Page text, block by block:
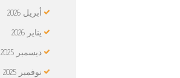
أبريل2026
يناير2026
ديسمبر2025
نوفمبر2025